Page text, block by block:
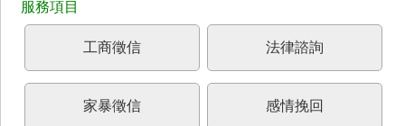
工商徵信 法律諮詢
家暴徵信 感情挽回